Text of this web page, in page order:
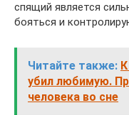
спящий является
бояться и
Читайте также:
убил любимую.
человека во сне